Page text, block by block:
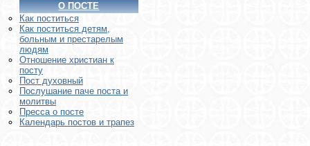
О ПОСТЕ
Как поститься
Как поститься детям,
больным и престарелым
людям
Отношение христиан к
посту
Пост духовный
Послушание паче поста и
молитвы
Пресса о посте
Календарь постов и трапез